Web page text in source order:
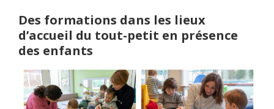
Des formations dans les lieux
d’accueil du tout-petit en présence
des enfants